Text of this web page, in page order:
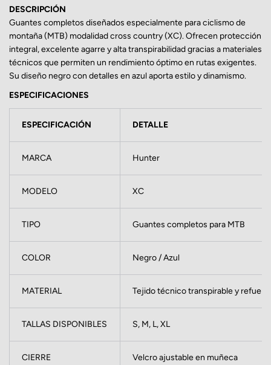
DESCRIPCIÓN
Guantes completos diseñados especialmente para ciclismo de
montaña (MTB) modalidad cross country (XC). Ofrecen protección
integral, excelente agarre y alta transpirabilidad gracias a materiales
técnicos que permiten un rendimiento óptimo en rutas exigentes.
Su diseño negro con detalles en azul aporta estilo y dinamismo.
ESPECIFICACIONES
ESPECIFICACIÓN DETALLE
MARCA Hunter
MODELO XC
TIPO Guantes completos para MTB
COLOR Negro / Azul
MATERIAL Tejido técnico transpirable y
TALLAS DISPONIBLES S, M, L, XL
CIERRE Velcro ajustable en muñeca